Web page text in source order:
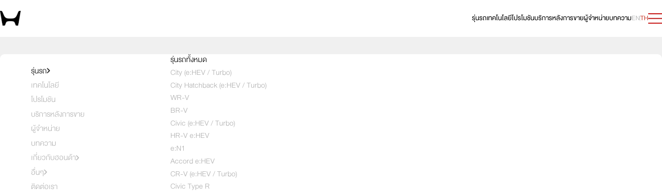
รุ่นรถเทคโนโลยีโปรโมชันบริการหลังการขายผู้จำหน่ายบทความENTH
รุ่นรถ
เทคโนโลยี
โปรโมชัน
บริการหลังการขาย
ผู้จำหน่าย
บทความ
เกี่ยวกับฮอนด้า
อื่นๆ
ติดต่อเรา
รุ่นรถทั้งหมด
City (e:HEV / Turbo)
City Hatchback (e:HEV / Turbo)
WR-V
BR-V
Civic (e:HEV / Turbo)
HR-V e:HEV
e:N1
Accord e:HEV
CR-V (e:HEV / Turbo)
Civic Type R